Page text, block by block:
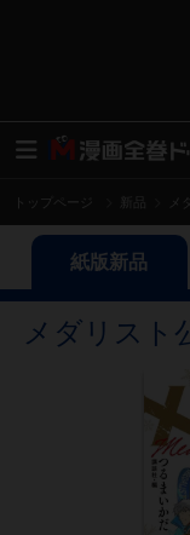
トップページ
紙版新品
メダリスト